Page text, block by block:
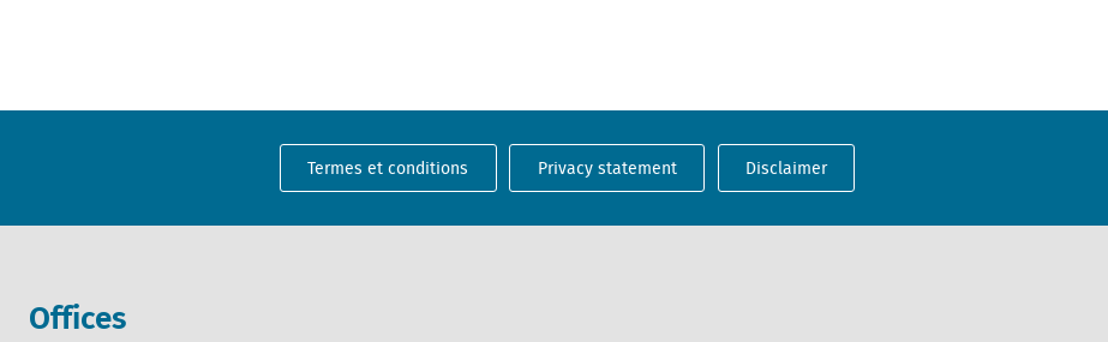
Termes et conditions Privacy statement Disclaimer
Offices